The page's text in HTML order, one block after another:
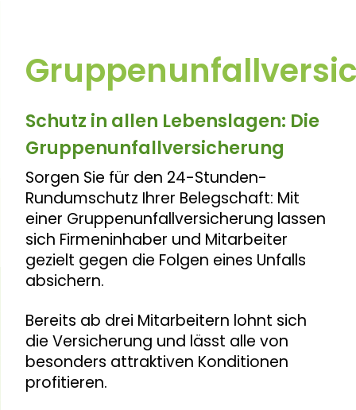
Schutz in allen Lebenslagen: Die
Gruppenunfallversicherung
Sorgen Sie für den 24-Stunden-
Rundumschutz Ihrer Belegschaft: Mit
einer Gruppenunfallversicherung lassen
sich Firmeninhaber und Mitarbeiter
gezielt gegen die Folgen eines Unfalls
absichern.
Bereits ab drei Mitarbeitern lohnt sich
die Versicherung und lässt alle von
besonders attraktiven Konditionen
profitieren.